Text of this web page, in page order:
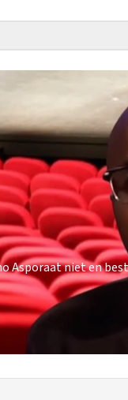
Asporaat niet en